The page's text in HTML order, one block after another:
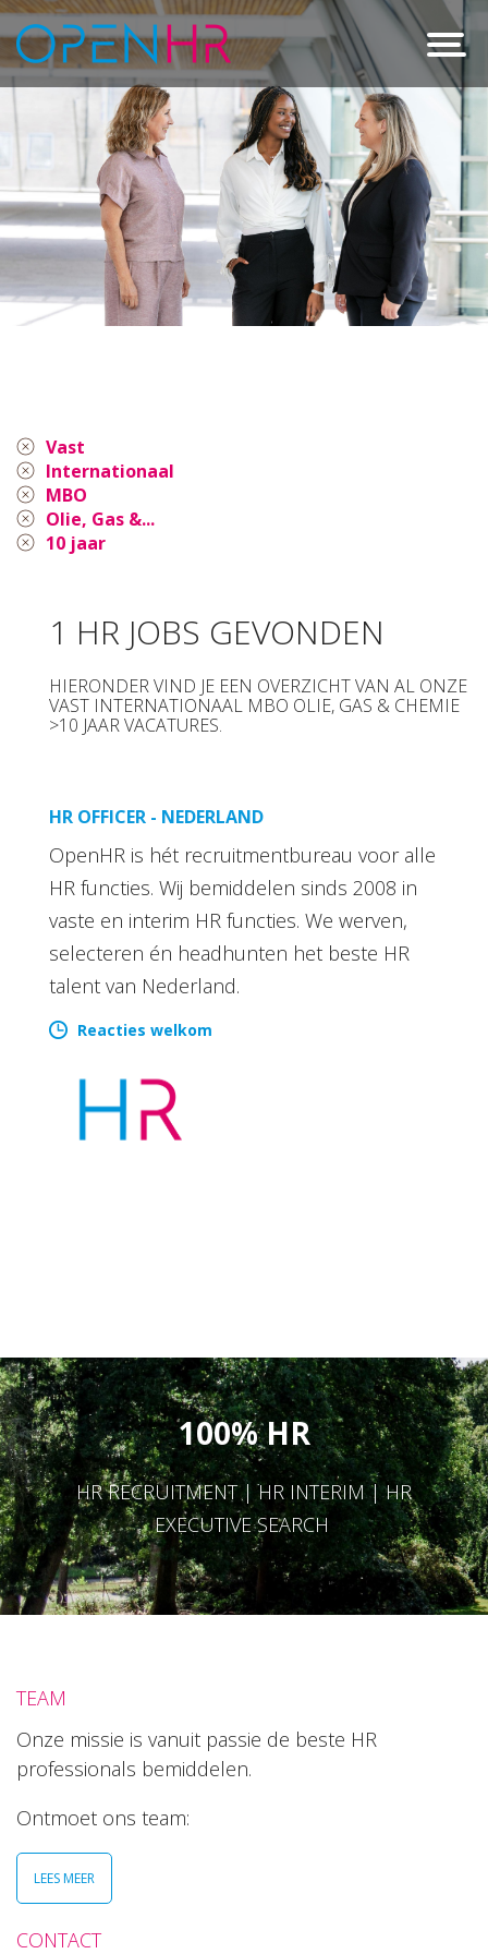
Vast
Internationaal
MBO
Olie, Gas &...
10 jaar
1 HR JOBS GEVONDEN
HIERONDER VIND JE EEN OVERZICHT VAN AL ONZE
VAST INTERNATIONAAL MBO OLIE, GAS & CHEMIE
>10 JAAR VACATURES.
HR OFFICER - NEDERLAND
OpenHR is hét recruitmentbureau voor alle
HR functies. Wij bemiddelen sinds 2008 in
vaste en interim HR functies. We werven,
selecteren én headhunten het beste HR
talent van Nederland.
Reacties welkom
100% HR
HR RECRUITMENT | HR INTERIM | HR
EXECUTIVE SEARCH
TEAM
Onze missie is vanuit passie de beste HR
professionals bemiddelen.
Ontmoet ons team:
LEES MEER
CONTACT